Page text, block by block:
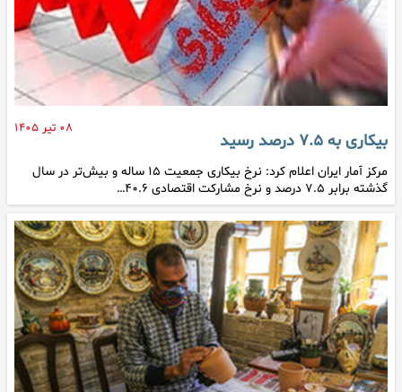
۰۸ تیر ۱۴۰۵
بیکاری به ۷.۵ درصد رسید
مرکز آمار ایران اعلام کرد: نرخ بیکاری جمعیت ۱۵ ساله و بیش‌تر در سال
گذشته برابر ۷.۵ درصد و نرخ مشارکت اقتصادی ۴۰.۶…